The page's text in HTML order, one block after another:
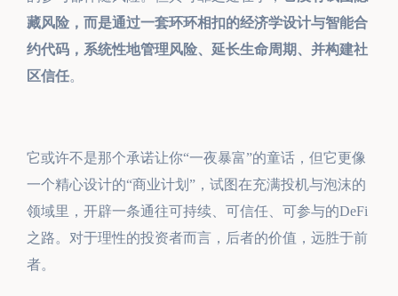
藏风险，而是通过一套环环相扣的经济学设计与智能合
约代码，系统性地管理风险、延长生命周期、并构建社
区信任。
它或许不是那个承诺让你“一夜暴富”的童话，但它更像
一个精心设计的“商业计划”，试图在充满投机与泡沫的
领域里，开辟一条通往可持续、可信任、可参与的DeFi
之路。对于理性的投资者而言，后者的价值，远胜于前
者。